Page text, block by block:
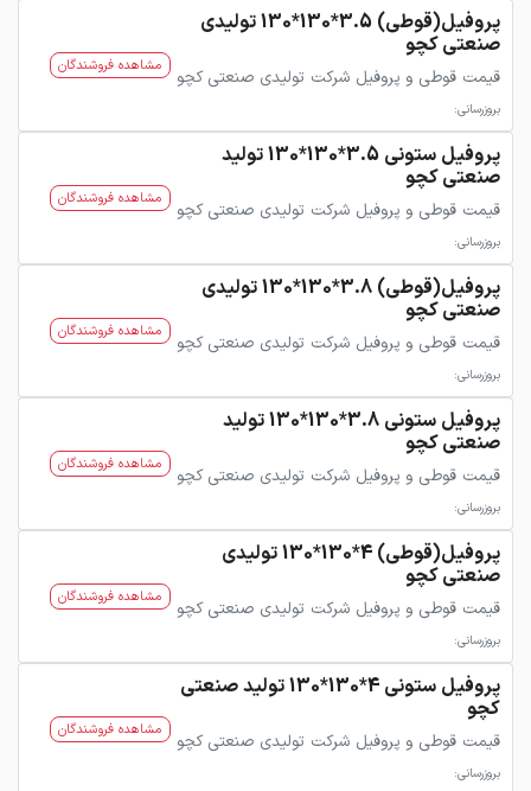
پروفیل(قوطی) 3.5*130*130 تولیدی
صنعتی کچو
قیمت قوطی و پروفیل شرکت تولیدی صنعتی کچو
بروزرسانی:
مشاهده فروشندگان
پروفیل ستونی 3.5*130*130 تولید
صنعتی کچو
قیمت قوطی و پروفیل شرکت تولیدی صنعتی کچو
بروزرسانی:
مشاهده فروشندگان
پروفیل(قوطی) 3.8*130*130 تولیدی
صنعتی کچو
قیمت قوطی و پروفیل شرکت تولیدی صنعتی کچو
بروزرسانی:
مشاهده فروشندگان
پروفیل ستونی 3.8*130*130 تولید
صنعتی کچو
قیمت قوطی و پروفیل شرکت تولیدی صنعتی کچو
بروزرسانی:
مشاهده فروشندگان
پروفیل(قوطی) 4*130*130 تولیدی
صنعتی کچو
قیمت قوطی و پروفیل شرکت تولیدی صنعتی کچو
بروزرسانی:
مشاهده فروشندگان
پروفیل ستونی 4*130*130 تولید صنعتی
کچو
قیمت قوطی و پروفیل شرکت تولیدی صنعتی کچو
بروزرسانی:
مشاهده فروشندگان